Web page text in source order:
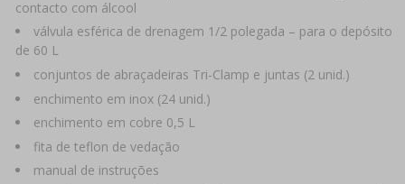
contacto com álcool
válvula esférica de drenagem 1/2 polegada – para o depósito
de 60 L
conjuntos de abraçadeiras Tri-Clamp e juntas (2 unid.)
enchimento em inox (24 unid.)
enchimento em cobre 0,5 L
fita de teflon de vedação
manual de instruções